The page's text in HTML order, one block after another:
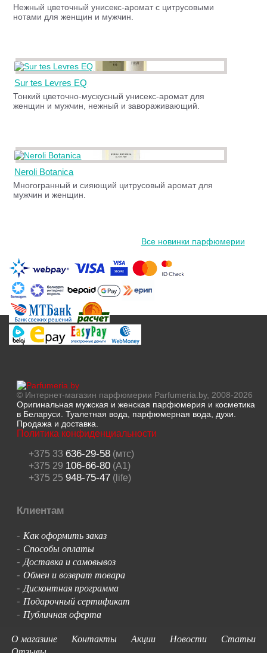
Нежный цветочный унисекс-аромат с цитрусовыми
нотами для женщин и мужчин.
Sur tes Levres EQ
Тонкий цветочно-мускусный унисекс-аромат для
женщин и мужчин, нежный и завораживающий.
Neroli Botanica
Многогранный и сияющий цитрусовый аромат для
мужчин и женщин.
Все новинки парфюмерии
© Интернет-магазин парфюмерии Parfumeria.by, 2008-2026
Оригинальная мужская и женская парфюмерия и косметика
в Беларуси. Туалетная вода, парфюмерная вода, духи.
Продажа и доставка.
Политика конфиденциальности
+375 33 636-29-58(мтс)
+375 29 106-66-80(A1)
+375 25 948-75-47(life)
Клиентам
- Как оформить заказ
- Способы оплаты
-Доставка и самовывоз
- Обмен и возврат товара
-Дисконтная программа
- Подарочный сертификат
- Публичная оферта
О магазине
Контакты Акции Новости
Статьи